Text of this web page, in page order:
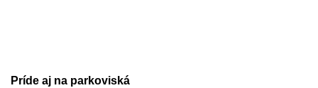
Príde aj na parkoviská